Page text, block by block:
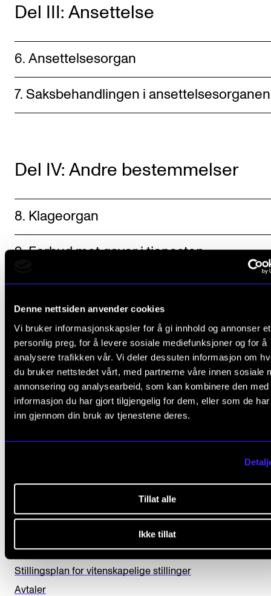
Denne nettsiden anvender cookies
Vi bruker informasjonskapsler for å gi innhold og annonser et
personlig preg, for å levere sosiale mediefunksjoner og for å
analysere trafikken vår. Vi deler dessuten informasjon om
du bruker nettstedet vårt, med partnerne våre innen sosiale
annonsering og analysearbeid, som kan kombinere den med
informasjon du har gjort tilgjengelig for dem, eller som de
inn gjennom din bruk av tjenestene deres.
Tillat alle
Ikke tillat
Biblioteket
Strategier, planer og rapporter
Hvem gjør hva i administrasjonen
Del III: Ansettelse
6. Ansettelsesorgan
7. Saksbehandlingen i
Del IV: Andre bestemmelser
8. Klageorgan
9. Forbud mot gaver i tjenesten
10. Ikrafttredelse og revisjon
Fant du det du lette etter?
h
i
s
OVERORDNET I MITT ARBEID PÅ NMH
Etiske retningslinjer for undervisning og veiledning ved
Mangfold og likestilling
Stillingsplan for vitenskapelige stillinger
Avtaler